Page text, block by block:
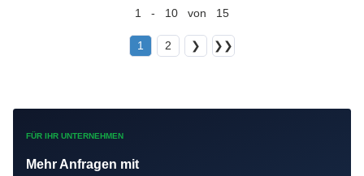
1 - 10 von 15
1 2 ❯ ❯❯
FÜR IHR UNTERNEHMEN
Mehr Anfragen mit